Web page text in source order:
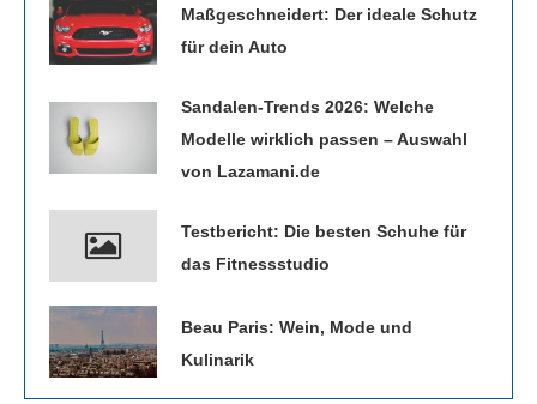
Maßgeschneidert: Der ideale Schutz
für dein Auto
Sandalen-Trends 2026: Welche
Modelle wirklich passen – Auswahl
von Lazamani.de
Testbericht: Die besten Schuhe für
das Fitnessstudio
Beau Paris: Wein, Mode und
Kulinarik